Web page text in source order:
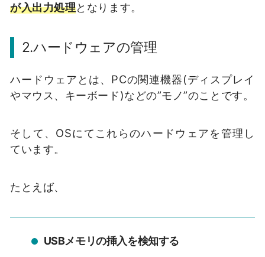
が入出力処理となります。
2.ハードウェアの管理
ハードウェアとは、PCの関連機器(ディスプレイ
やマウス、キーボード)などの”モノ”のことです。
そして、OSにてこれらのハードウェアを管理し
ています。
たとえば、
USBメモリの挿入を検知する